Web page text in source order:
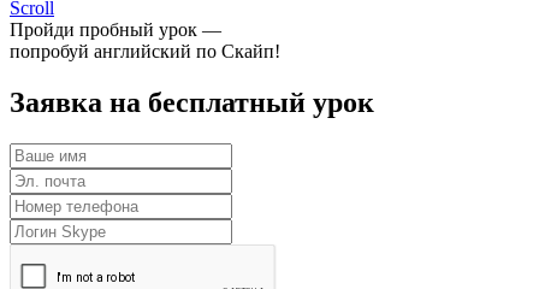
Scroll
Пройди пробный урок —
попробуй английский по Скайп!
Заявка на бесплатный урок